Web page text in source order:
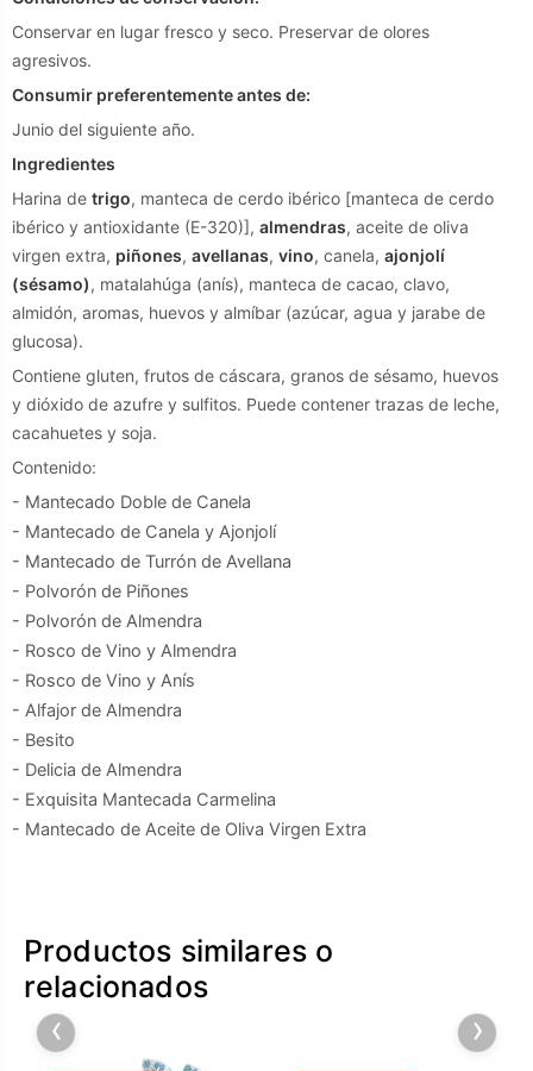
Conservar en lugar fresco y seco. Preservar de olores
agresivos.
Consumir preferentemente antes de:
Junio del siguiente año.
Ingredientes
Harina de trigo, manteca de cerdo ibérico [manteca de cerdo
ibérico y antioxidante (E-320)], almendras, aceite de oliva
virgen extra, piñones, avellanas, vino, canela, ajonjolí
(sésamo), matalahúga (anís), manteca de cacao, clavo,
almidón, aromas, huevos y almíbar (azúcar, agua y jarabe de
glucosa).
Contiene gluten, frutos de cáscara, granos de sésamo, huevos
y dióxido de azufre y sulfitos. Puede contener trazas de leche,
cacahuetes y soja.
Contenido:
- Mantecado Doble de Canela
- Mantecado de Canela y Ajonjolí
- Mantecado de Turrón de Avellana
- Polvorón de Piñones
- Polvorón de Almendra
- Rosco de Vino y Almendra
- Rosco de Vino y Anís
- Alfajor de Almendra
- Besito
- Delicia de Almendra
- Exquisita Mantecada Carmelina
- Mantecado de Aceite de Oliva Virgen Extra
Productos similares o
relacionados
‹ ›